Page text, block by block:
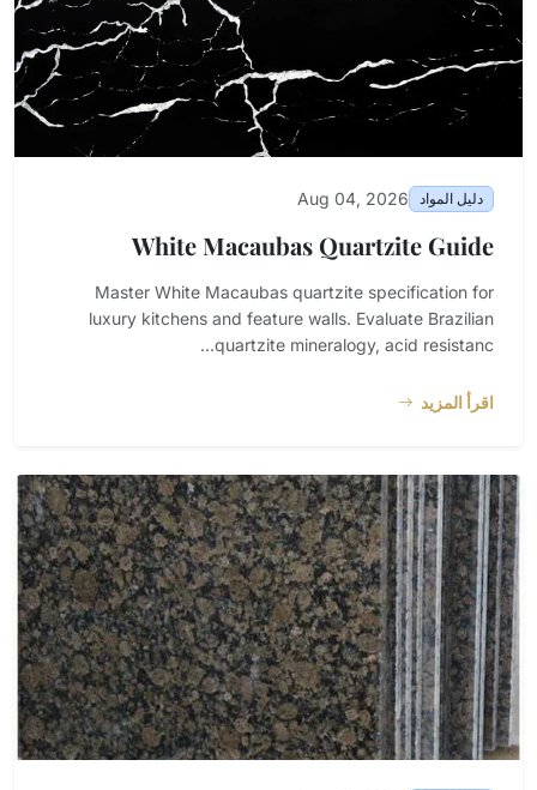
دليل المواد Aug 04, 2026
White Macaubas Quartzite Guide
Master White Macaubas quartzite specification for
luxury kitchens and feature walls. Evaluate Brazilian
quartzite mineralogy, acid resistanc...
اقرأ المزيد